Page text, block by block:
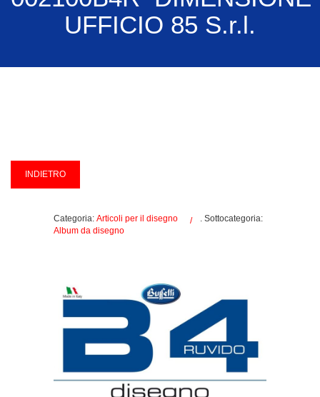
UFFICIO 85 S.r.l.
Categoria: Articoli per il disegno
. Sottocategoria:
Album da disegno